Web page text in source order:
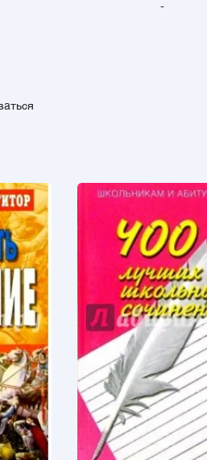
-